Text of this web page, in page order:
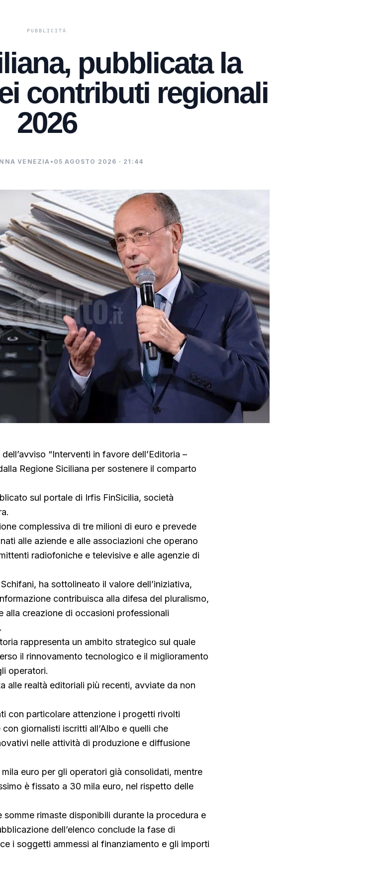
pubblicata la
contributi regionali
2026
VENEZIA• 05 AGOSTO 2026 · 21:44
“Interventi in favore dell’Editoria –
Regione Siciliana per sostenere il comparto
sul portale di Irfis FinSicilia, società
complessiva di tre milioni di euro e prevede
alle aziende e alle associazioni che operano
radiofoniche e televisive e alle agenzie di
ha sottolineato il valore dell’iniziativa,
contribuisca alla difesa del pluralismo,
alla creazione di occasioni professionali
rappresenta un ambito strategico sul quale
il rinnovamento tecnologico e il miglioramento
operatori.
alle realtà editoriali più recenti, avviate da non
con particolare attenzione i progetti rivolti
giornalisti iscritti all’Albo e quelli che
nelle attività di produzione e diffusione
euro per gli operatori già consolidati, mentre
è fissato a 30 mila euro, nel rispetto delle
rimaste disponibili durante la procedura e
dell’elenco conclude la fase di
i soggetti ammessi al finanziamento e gli importi